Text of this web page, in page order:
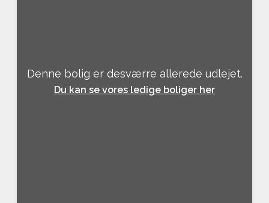
Denne bolig er desværre allerede udlejet.
Du kan se vores ledige boliger her